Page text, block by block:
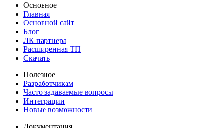
Основное
Главная
Основной сайт
Блог
ЛК партнера
Расширенная ТП
Скачать
Полезное
Разработчикам
Часто задаваемые вопросы
Интеграции
Новые возможности
Документация